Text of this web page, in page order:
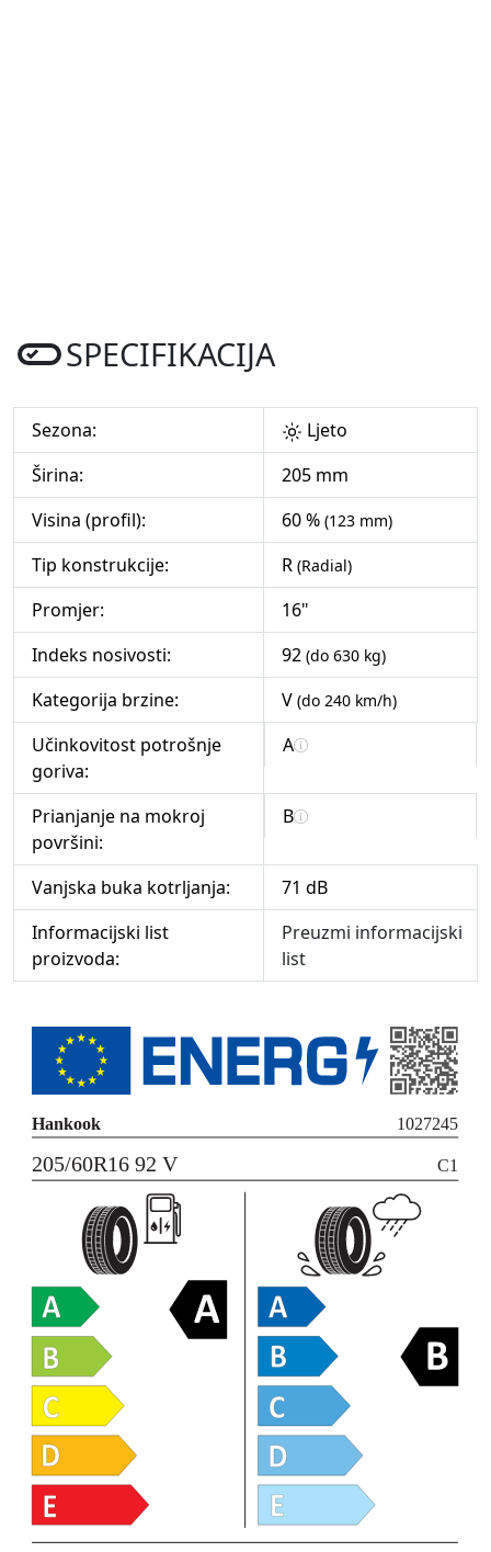
SPECIFIKACIJA
Sezona:
Ljeto
Širina:
205 mm
Visina (profil):
60 % (123 mm)
Tip konstrukcije: R (Radial)
Promjer:
16"
Indeks nosivosti:
92 (do 630 kg)
Kategorija brzine: V (do 240 km/h)
Učinkovitost potrošnje
goriva:
A
Prianjanje na mokroj
površini:
B
Vanjska buka kotrljanja:
71 dB
Informacijski list
proizvoda:
Preuzmi informacijski
list